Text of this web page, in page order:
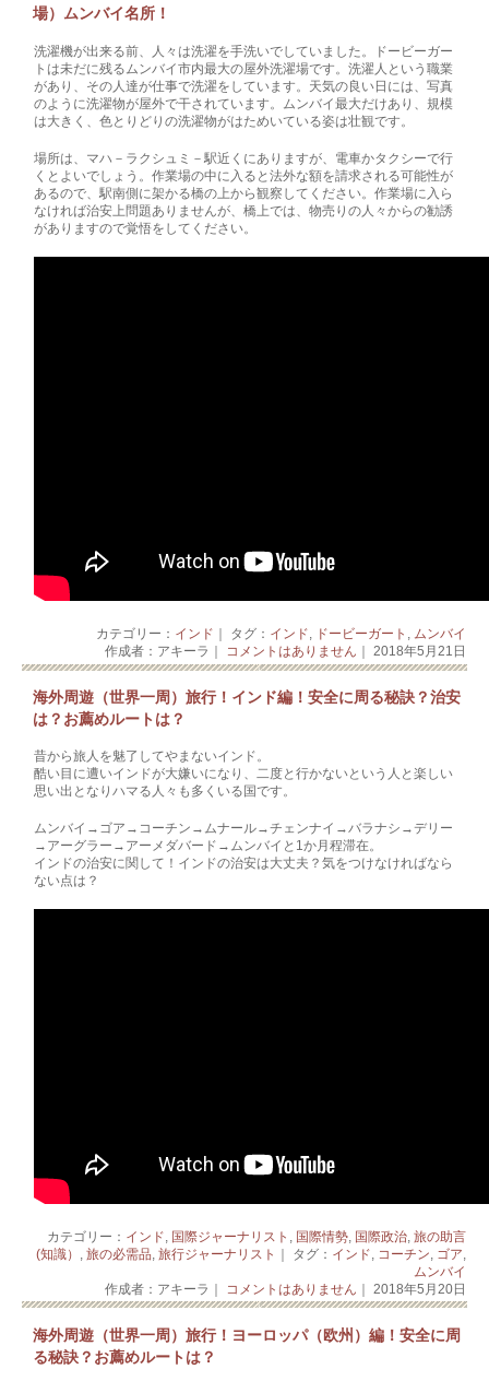
場）ムンバイ名所！
洗濯機が出来る前、人々は洗濯を手洗いでしていました。ドービーガー
トは未だに残るムンバイ市内最大の屋外洗濯場です。洗濯人という職業
があり、その人達が仕事で洗濯をしています。天気の良い日には、写真
のように洗濯物が屋外で干されています。ムンバイ最大だけあり、規模
は大きく、色とりどりの洗濯物がはためいている姿は壮観です。
場所は、マハ－ラクシュミ－駅近くにありますが、電車かタクシーで行
くとよいでしょう。作業場の中に入ると法外な額を請求される可能性が
あるので、駅南側に架かる橋の上から観察してください。作業場に入ら
なければ治安上問題ありませんが、橋上では、物売りの人々からの勧誘
がありますので覚悟をしてください。
カテゴリー： インド ｜ タグ： インド ドービーガート
ムンバイ
作成者：アキーラ｜
コメントはありません ｜ 2018年5月21日
海外周遊（世界一周）旅行！インド編！安全に周る秘訣？治安
は？お薦めルートは？
昔から旅人を魅了してやまないインド。
酷い目に遭いインドが大嫌いになり、二度と行かないという人と楽しい
思い出となりハマる人々も多くいる国です。
ムンバイ→ゴア→コーチン→ムナール→チェンナイ→バラナ­シ→デリー
→アーグラー→アーメダバード→ムンバイと1か月程滞在。
インドの治安に関して！インドの治安は大丈夫？気をつけなければなら
ない点は？
カテゴリー： インド, 国際ジャーナリスト , 国際情勢, 国際政治, 旅の助言
(知識） , 旅の必需品, 旅行ジャーナリスト ｜ タグ： インド, コーチン, ゴア,
ムンバイ
作成者：アキーラ｜ コメントはありません ｜ 2018年5月20日
海外周遊（世界一周）旅行！ヨーロッパ（欧州）編！安全に周
る秘訣？お薦めルートは？